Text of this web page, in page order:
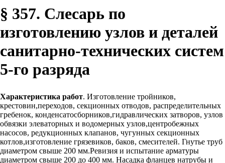
§ 357. Слесарь по
изготовлению узлов и деталей
санитарно-технических систем
5-го разряда
Характеристика работ. Изготовление тройников,
крестовин,переходов, секционных отводов, распределительных
гребенок, конденсатосборников,гидравлических затворов, узлов
обвязки элеваторных и водомерных узлов,центробежных
насосов, редукционных клапанов, чугунных секционных
котлов,изготовление грязевиков, баков, смесителей. Гнутье труб
диаметром свыше 200 мм.Ревизия и испытание арматуры
диаметром свыше 200 до 400 мм. Насадка фланцев натрубы и